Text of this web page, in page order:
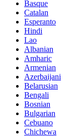
Basque
Catalan
Esperanto
Hindi
Lao
Albanian
Amharic
Armenian
Azerbaijani
Belarusian
Bengali
Bosnian
Bulgarian
Cebuano
Chichewa